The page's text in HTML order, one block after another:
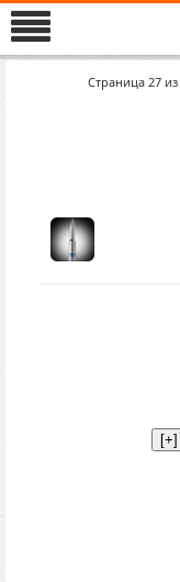
Страница 27из